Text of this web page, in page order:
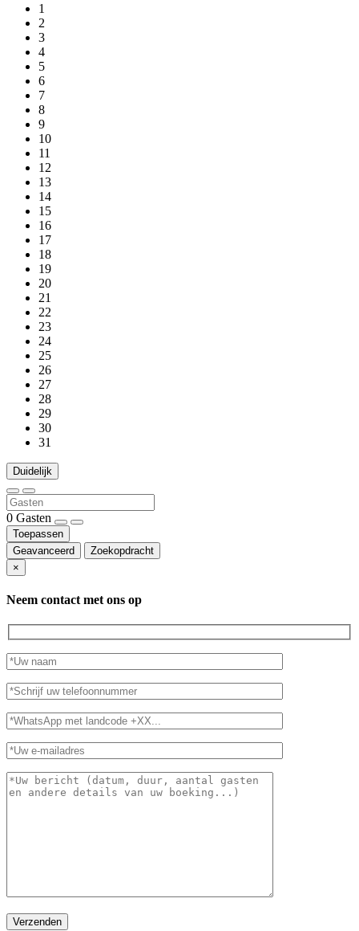
1
2
3
4
5
6
7
8
9
10
11
12
13
14
15
16
17
18
19
20
21
22
23
24
25
26
27
28
29
30
31
Duidelijk
0 Gasten
Toepassen
Geavanceerd
Zoekopdracht
×
Neem contact met ons op